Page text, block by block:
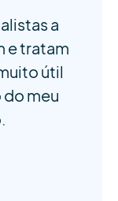
a
e tratam
útil
meu